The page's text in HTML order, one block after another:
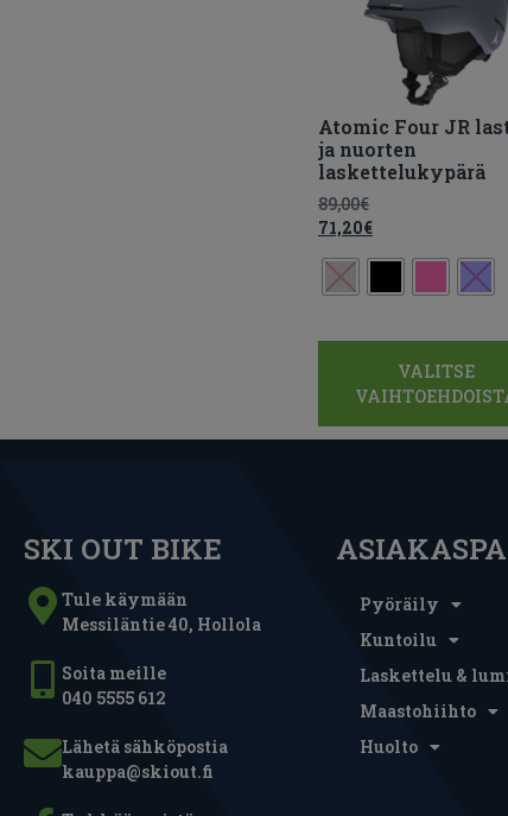
Atomic Four JR
ja nuorten
laskettelukypärä
89,00€
71,20€
VALITSE
SKI OUT BIKE
Tule käymään
Messiläntie 40, Hollola
Soita meille
040 5555 612
Lähetä sähköpostia
kauppa@skiout.fi
Pyöräily
Kuntoilu
Laskettelu &
Maastohiihto
Huolto